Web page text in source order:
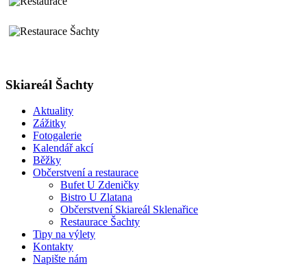
Skiareál Šachty
Aktuality
Zážitky
Fotogalerie
Kalendář akcí
Běžky
Občerstvení a restaurace
Bufet U Zdeničky
Bistro U Zlatana
Občerstvení Skiareál Sklenařice
Restaurace Šachty
Tipy na výlety
Kontakty
Napište nám